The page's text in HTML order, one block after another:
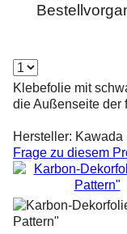
Klebefolie mit
die Außenseite der
Hersteller:
Frage zu diesem